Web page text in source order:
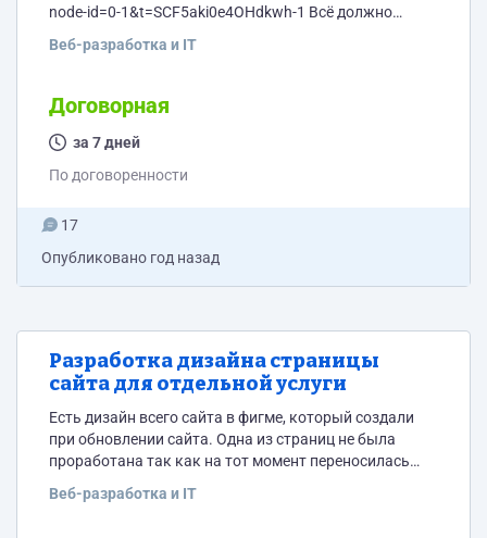
node-id=0-1&t=SCF5aki0e4OHdkwh-1 Всё должно
Вёрстка только на html + css + js. По срокам нужно
Веб-разработка и IT
Договорная
за 7 дней
По договоренности
17
Опубликовано год назад
Разработка дизайна страницы
сайта для отдельной услуги
Есть дизайн всего сайта в фигме, который создали
при обновлении сайта. Одна из страниц не была
проработана так как на тот момент переносилась
ТЗ ниже: 1. Структура страницы 1.1. Вступительный
Веб-разработка и IT